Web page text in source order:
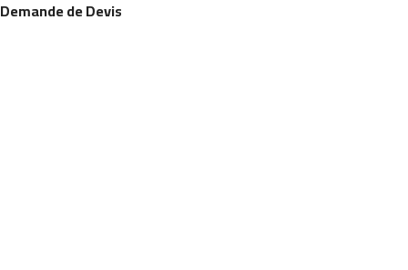
Demande de Devis